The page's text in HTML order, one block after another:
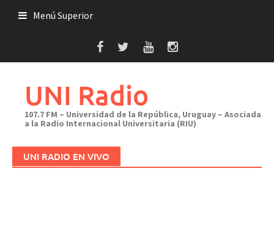
Menú Superior
UNI Radio
107.7 FM – Universidad de la República, Uruguay – Asociada
a la Radio Internacional Universitaria (RIU)
UNI RADIO EN VIVO